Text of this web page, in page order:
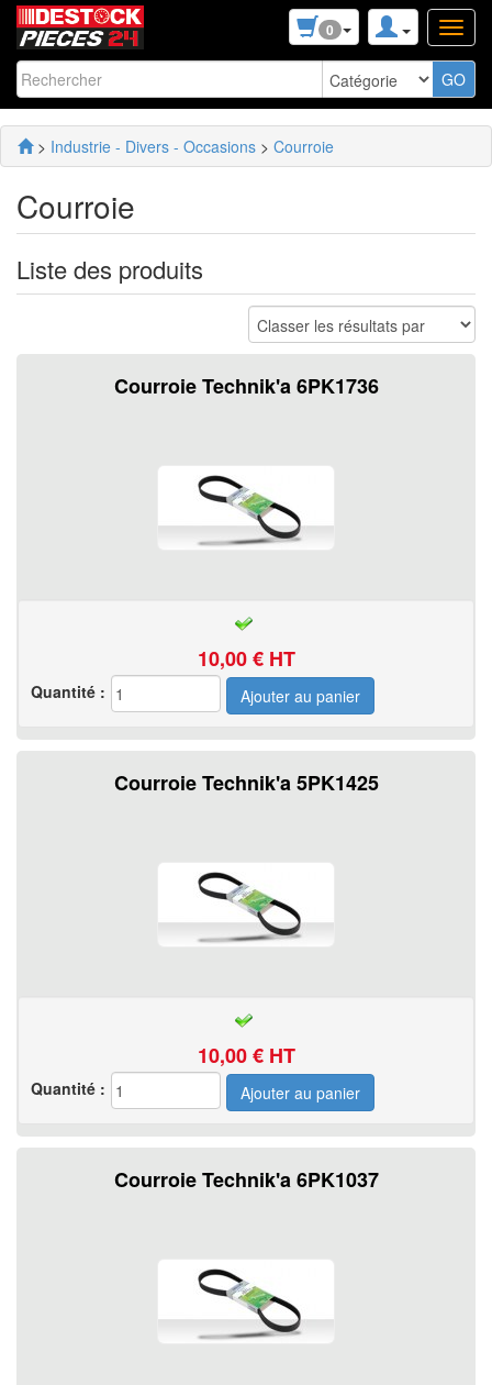
0
> Industrie - Divers - Occasions > Courroie
Courroie
Liste des produits
Courroie Technik'a 6PK1736
10,00€ HT
Quantité :
Courroie Technik'a 5PK1425
10,00€ HT
Quantité :
Courroie Technik'a 6PK1037